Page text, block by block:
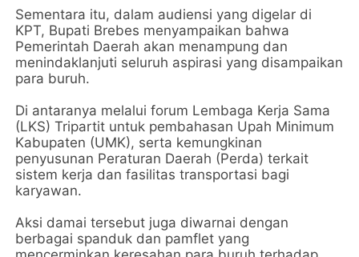
Sementara itu, dalam audiensi yang digelar di
KPT, Bupati Brebes menyampaikan bahwa
Pemerintah Daerah akan menampung dan
menindaklanjuti seluruh aspirasi yang disampaikan
para buruh.
Di antaranya melalui forum Lembaga Kerja Sama
(LKS) Tripartit untuk pembahasan Upah Minimum
Kabupaten (UMK), serta kemungkinan
penyusunan Peraturan Daerah (Perda) terkait
sistem kerja dan fasilitas transportasi bagi
karyawan.
Aksi damai tersebut juga diwarnai dengan
berbagai spanduk dan pamflet yang